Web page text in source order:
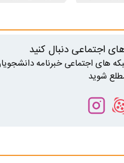
اجتماعی دنبال کنید
های اجتماعی خبرنامه
شوید